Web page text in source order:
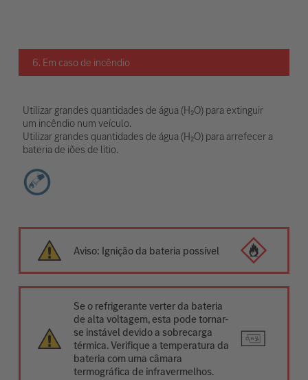
6. Em caso de incêndio
Utilizar grandes quantidades de água (H₂O) para extinguir
um incêndio num veículo.
Utilizar grandes quantidades de água (H₂O) para arrefecer a
bateria de iões de lítio.
Aviso: Ignição da bateria possível
Se o refrigerante verter da bateria
de alta voltagem, esta pode tornar-
se instável devido a sobrecarga
térmica. Verifique a temperatura da
bateria com uma câmara
termográfica de infravermelhos.